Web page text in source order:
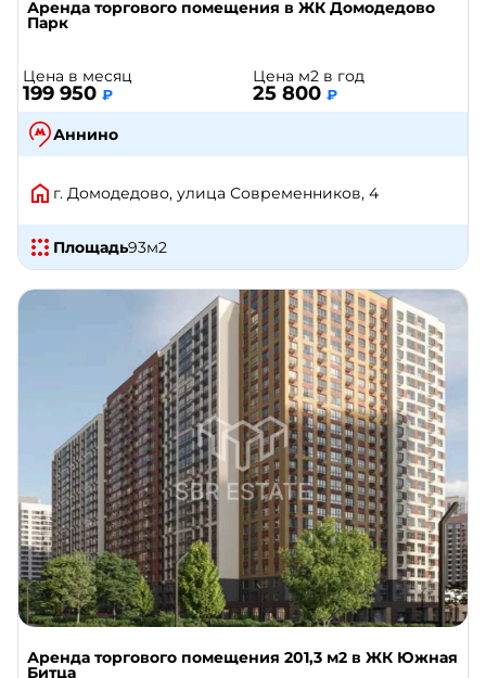
Аренда торгового помещения в ЖК Домодедово
Парк
Цена в месяц
199 950 ₽
Цена м2 в год
25 800 ₽
Аннино
г. Домодедово, улица Современников, 4
Площадь93м2
Аренда торгового помещения 201,3 м2 в ЖК Южная
Битца